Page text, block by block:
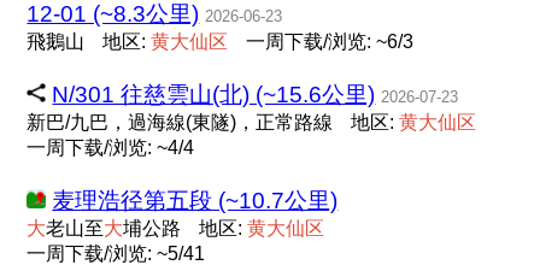
12-01 (~8.3公里) 2026-06-23
飛鵝山 地区:黄大仙区 一周下载/浏览: ~6/3
N/301 往慈雲山(北) (~15.6公里) 2026-07-23
新巴/九巴，過海線(東隧)，正常路線 地区:黄大仙区
一周下载/浏览: ~4/4
麦理浩径第五段 (~10.7公里)
大老山至大埔公路 地区:黄大仙区
一周下载/浏览: ~5/41